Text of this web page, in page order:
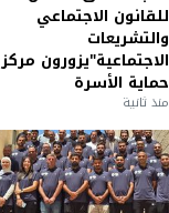
للقانون الاجتماعي
والتشريعات
الاجتماعية"يزورون مركز
حماية الأسرة
منذ ثانية